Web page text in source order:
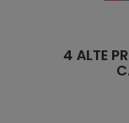
4 ALTE